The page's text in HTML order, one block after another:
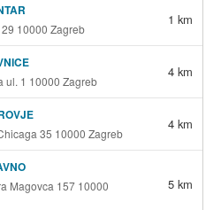
10000 Zagreb
1 km
ul. 1 10000 Zagreb
4 km
35 10000 Zagreb
4 km
Magovca 157 10000
5 km